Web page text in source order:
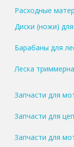
Расходные
Диски (ножи)
Барабаны для
Леска
Запчасти для
Запчасти для
Запчасти для